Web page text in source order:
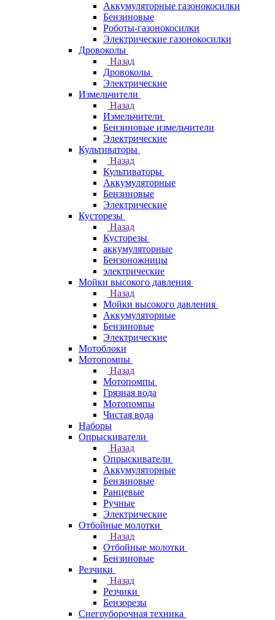
Аккумуляторные газонокосилки
Бензиновые
Роботы-газонокосилки
Электрические газонокосилки
Дровоколы
Назад
Дровоколы
Электрические
Измельчители
Назад
Измельчители
Бензиновые измельчители
Электрические
Культиваторы
Назад
Культиваторы
Аккумуляторные
Бензиновые
Электрические
Кусторезы
Назад
Кусторезы
аккумуляторные
Бензоножницы
электрические
Мойки высокого давления
Назад
Мойки высокого давления
Аккумуляторные
Бензиновые
Электрические
Мотоблоки
Мотопомпы
Назад
Мотопомпы
Грязная вода
Мотопомпы
Чистая вода
Наборы
Опрыскиватели
Назад
Опрыскиватели
Аккумуляторные
Бензиновые
Ранцевые
Ручные
Электрические
Отбойные молотки
Назад
Отбойные молотки
Бензиновые
Резчики
Назад
Резчики
Бензорезы
Снегоуборочная техника